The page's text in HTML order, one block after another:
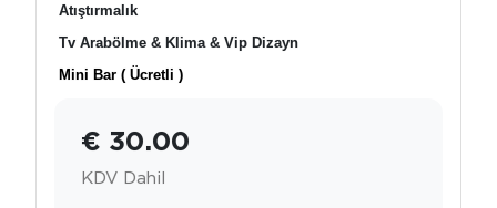
Atıştırmalık
Tv Arabölme & Klima & Vip Dizayn
Mini Bar ( Ücretli )
€ 30.00
KDV Dahil